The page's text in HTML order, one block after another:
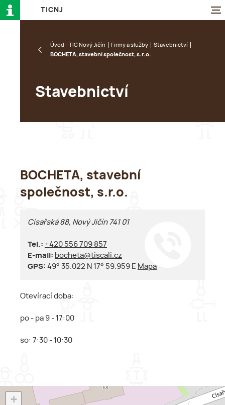
TI CN J
Úvod - TIC Nový Jičín Firmy a služby
Stavebnictví
BOCHETA, stavební společnost, s.r.o.
Stavebnictví
BOCHETA, stavební
společnost, s.r.o.
Císařská 88, Nový Jičín 741 01
Tel.: +420 556 709 857
E-mail: bocheta@tiscali.cz
GPS: 49° 35.022 N 17° 59.959 E Mapa
Otevírací doba:
po - pa 9 - 17:00
so: 7:30 - 10:30
+